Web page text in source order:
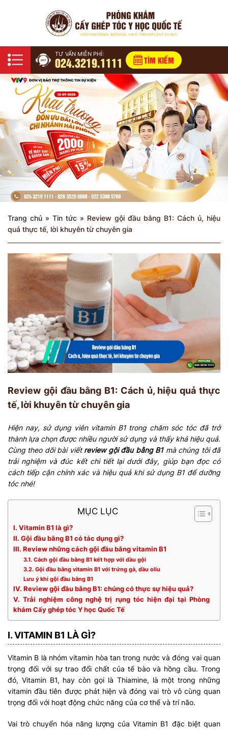
TƯ VẤN MIỄN PHÍ:
024.3219.1111 TÌM KIẾM
Trang chủ » Tin tức » Review gội đầu bằng B1: Cách ủ, hiệu
quả thực tế, lời khuyên từ chuyên gia
Review gội đầu bằng B1: Cách ủ, hiệu quả thực
tế, lời khuyên từ chuyên gia
Hiện nay, sử dụng viên vitamin B1 trong chăm sóc tóc đã trở
thành lựa chọn được nhiều người sử dụng và thấy khá hiệu quả.
Cùng theo dõi bài viếtreview gội đầu bằng B1mà chúng tôi đã
trải nghiệm và đúc kết chi tiết lại dưới đây, giúp bạn đọc có
cách tiếp cận chính xác và hiệu quả khi sử dụng B1 để dưỡng
tóc nhé!
MỤC LỤC
I. Vitamin B1 là gì?
II. Gội đầu bằng B1 có tác dụng gì?
III. Review những cách gội đầu bằng vitamin B1
3.1. Cách gội đầu bằng B1 kết hợp với dầu gội
3.2. Gội đầu bằng vitamin B1 với trứng gà, dầu oliu
Lưu ý khi gội đầu bằng B1
IV. Review gội đầu bằng B1: chúng có thực sự hiệu quả?
V. Trải nghiệm công nghệ trị rụng tóc hiện đại tại Phòng
khám Cấy ghép tóc Y học Quốc Tế
I. VITAMIN B1 LÀ GÌ?
Vitamin B là nhóm vitamin hòa tan trong nước và đóng vai quan
trọng đối với sự trao đổi chất của tế bào và hồng cầu. Trong
đó, Vitamin B1, hay còn gọi là Thiamine, là một trong những
vitamin đầu tiên được phát hiện và đóng vai trò vô cùng quan
trọng đối với hoạt động chức năng của cơ thể và trí não.
Vai trò chuyển hóa năng lượng của Vitamin B1 đặc biệt quan